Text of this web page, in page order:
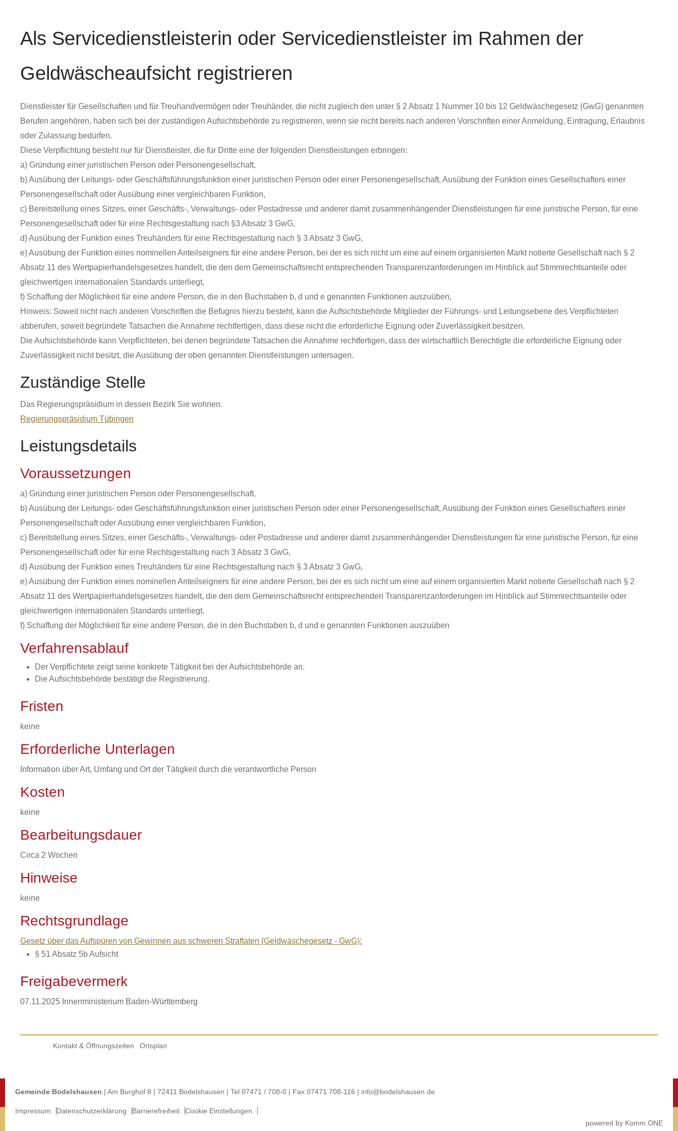
Als Servicedienstleisterin oder Servicedienstleister im Rahmen der
Geldwäscheaufsicht registrieren
Dienstleister für Gesellschaften und für Treuhandvermögen oder Treuhänder, die nicht zugleich den unter § 2 Absatz 1 Nummer 10 bis 12 Geldwäschegesetz (GwG) genannten
Berufen angehören, haben sich bei der zuständigen Aufsichtsbehörde zu registrieren, wenn sie nicht bereits nach anderen Vorschriften einer Anmeldung, Eintragung, Erlaubnis
oder Zulassung bedürfen.
Diese Verpflichtung besteht nur für Dienstleister, die für Dritte eine der folgenden Dienstleistungen erbringen:
a) Gründung einer juristischen Person oder Personengesellschaft,
b) Ausübung der Leitungs- oder Geschäftsführungsfunktion einer juristischen Person oder einer Personengesellschaft, Ausübung der Funktion eines Gesellschafters einer
Personengesellschaft oder Ausübung einer vergleichbaren Funktion,
c) Bereitstellung eines Sitzes, einer Geschäfts-, Verwaltungs- oder Postadresse und anderer damit zusammenhängender Dienstleistungen für eine juristische Person, für eine
Personengesellschaft oder für eine Rechtsgestaltung nach §3 Absatz 3 GwG,
d) Ausübung der Funktion eines Treuhänders für eine Rechtsgestaltung nach § 3 Absatz 3 GwG,
e) Ausübung der Funktion eines nominellen Anteilseigners für eine andere Person, bei der es sich nicht um eine auf einem organisierten Markt notierte Gesellschaft nach § 2
Absatz 11 des Wertpapierhandelsgesetzes handelt, die den dem Gemeinschaftsrecht entsprechenden Transparenzanforderungen im Hinblick auf Stimmrechtsanteile oder
gleichwertigen internationalen Standards unterliegt,
f) Schaffung der Möglichkeit für eine andere Person, die in den Buchstaben b, d und e genannten Funktionen auszuüben,
Hinweis: Soweit nicht nach anderen Vorschriften die Befugnis hierzu besteht, kann die Aufsichtsbehörde Mitglieder der Führungs- und Leitungsebene des Verpflichteten
abberufen, soweit begründete Tatsachen die Annahme rechtfertigen, dass diese nicht die erforderliche Eignung oder Zuverlässigkeit besitzen.
Die Aufsichtsbehörde kann Verpflichteten, bei denen begründete Tatsachen die Annahme rechtfertigen, dass der wirtschaftlich Berechtigte die erforderliche Eignung oder
Zuverlässigkeit nicht besitzt, die Ausübung der oben genannten Dienstleistungen untersagen.
Zuständige Stelle
Das Regierungspräsidium in dessen Bezirk Sie wohnen.
Regierungspräsidium Tübingen
Leistungsdetails
Voraussetzungen
a) Gründung einer juristischen Person oder Personengesellschaft,
b) Ausübung der Leitungs- oder Geschäftsführungsfunktion einer juristischen Person oder einer Personengesellschaft, Ausübung der Funktion eines Gesellschafters einer
Personengesellschaft oder Ausübung einer vergleichbaren Funktion,
c) Bereitstellung eines Sitzes, einer Geschäfts-, Verwaltungs- oder Postadresse und anderer damit zusammenhängender Dienstleistungen für eine juristische Person, für eine
Personengesellschaft oder für eine Rechtsgestaltung nach 3 Absatz 3 GwG,
d) Ausübung der Funktion eines Treuhänders für eine Rechtsgestaltung nach § 3 Absatz 3 GwG,
e) Ausübung der Funktion eines nominellen Anteilseigners für eine andere Person, bei der es sich nicht um eine auf einem organisierten Markt notierte Gesellschaft nach § 2
Absatz 11 des Wertpapierhandelsgesetzes handelt, die den dem Gemeinschaftsrecht entsprechenden Transparenzanforderungen im Hinblick auf Stimmrechtsanteile oder
gleichwertigen internationalen Standards unterliegt,
f) Schaffung der Möglichkeit für eine andere Person, die in den Buchstaben b, d und e genannten Funktionen auszuüben
Verfahrensablauf
Der Verpflichtete zeigt seine konkrete Tätigkeit bei der Aufsichtsbehörde an.
Die Aufsichtsbehörde bestätigt die Registrierung.
Fristen
keine
Erforderliche Unterlagen
Information über Art, Umfang und Ort der Tätigkeit durch die verantwortliche Person
Kosten
keine
Bearbeitungsdauer
Circa 2 Wochen
Hinweise
keine
Rechtsgrundlage
Gesetz über das Aufspüren von Gewinnen aus schweren Straftaten (Geldwäschegesetz - GwG):
§ 51 Absatz 5b Aufsicht
Freigabevermerk
07.11.2025 Innenministerium Baden-Württemberg
Kontakt & Öffnungszeiten Ortsplan
Gemeinde Bodelshausen | Am Burghof 8 | 72411 Bodelshausen | Tel 07471 / 708-0 | Fax 07471 708-116 | info@bodelshausen.de
Impressum Datenschutzerklärung Barrierefreiheit
Cookie Einstellungen
powered by Komm.ONE